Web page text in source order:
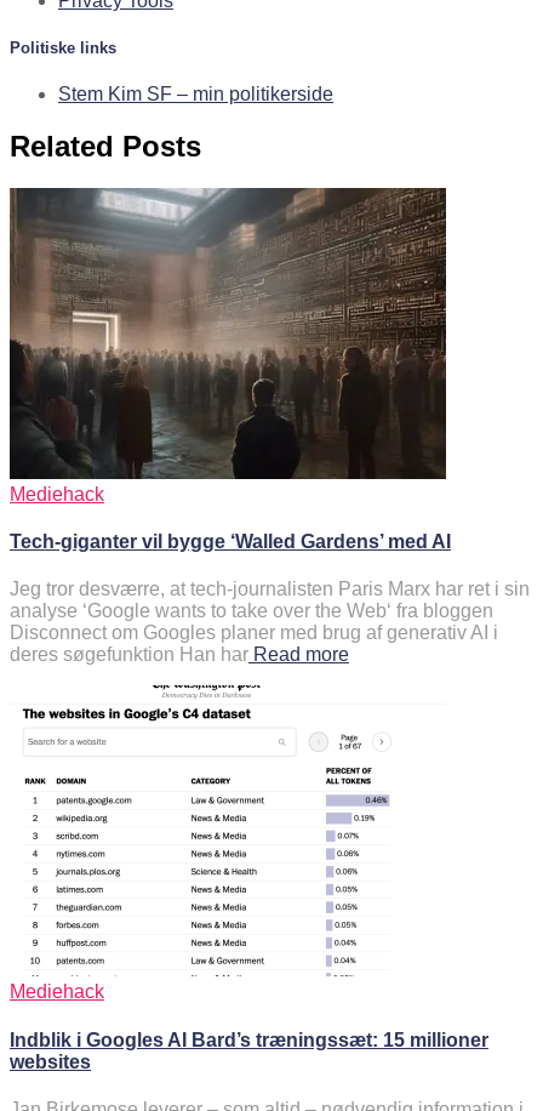
Politiske links
Stem Kim SF – min politikerside
Related Posts
Mediehack
Tech-giganter vil bygge ‘Walled Gardens’ med AI
Jeg tror desværre, at tech-journalisten Paris Marx har ret i sin
analyse ‘Google wants to take over the Web‘ fra bloggen
Disconnect om Googles planer med brug af generativ AI i
deres søgefunktion Han har Read more
Mediehack
Indblik i Googles AI Bard’s træningssæt: 15 millioner
websites